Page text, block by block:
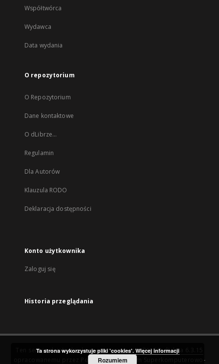
Współtwórca
Wydawca
Data wydania
O repozytorium
O Repozytorium
Dane kontaktowe
O dLibrze...
Regulamin
Dla Autorów
Klauzula RODO
Deklaracja dostępności
Konto użytkownika
Zaloguj się
Historia przeglądania
Ten serwis działa dzięki oprogramowaniuDInGO dLibra 6.3.15
Poznańskie Centrum Superkomputerowo-
Ta strona wykorzystuje pliki 'cookies'. Więcej informacji
Rozumiem